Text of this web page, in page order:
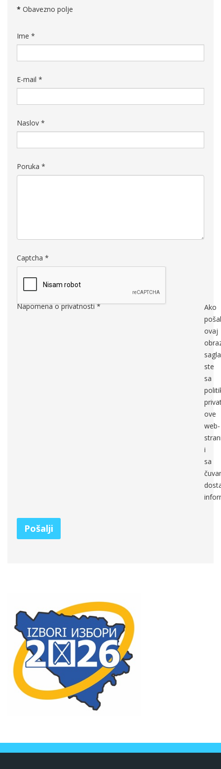
* Obavezno polje
Ime *
E-mail *
Naslov *
Poruka *
Captcha *
Napomena o privatnosti*
Ako
ovaj
ste
sa
ove
web-
i
sa
Pošalji